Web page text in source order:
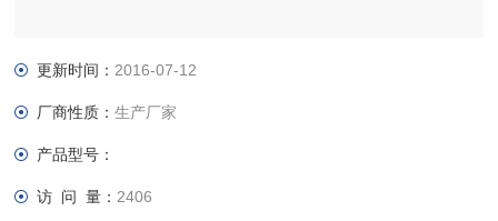
更新时间： 2016-07-12
厂商性质：生产厂家
产品型号：
访 问 量： 2406